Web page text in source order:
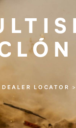
DEALER LOCATOR >